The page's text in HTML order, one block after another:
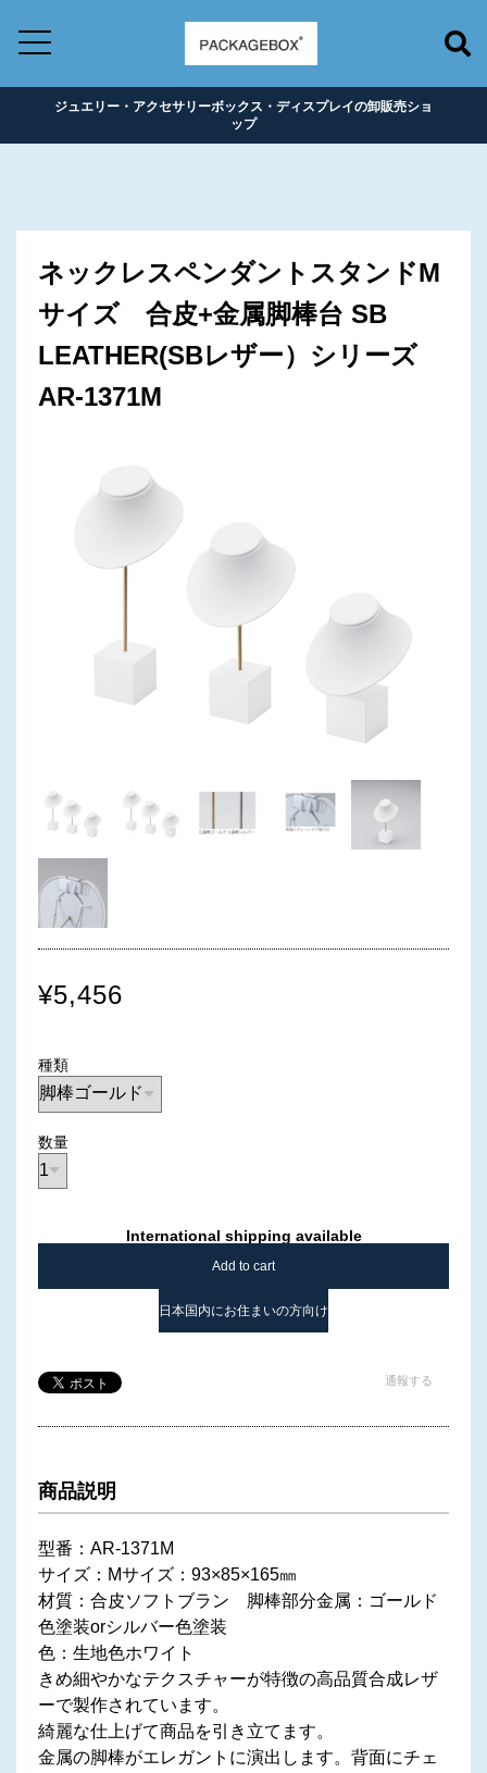
ジュエリー・アクセサリーボックス・ディスプレイの卸販売ショ
ップ
ネックレスペンダントスタンドM
サイズ 合皮+金属脚棒台 SB
LEATHER(SBレザー）シリーズ
AR-1371M
¥5,456
種類
数量
International shipping available
Add to cart
日本国内にお住まいの方向け
通報する
商品説明
型番：AR-1371M
サイズ：Mサイズ：93×85×165㎜
材質：合皮ソフトブラン 脚棒部分金属：ゴールド
色塗装orシルバー色塗装
色：生地色ホワイト
きめ細やかなテクスチャーが特徴の高品質合成レザ
ーで製作されています。
綺麗な仕上げて商品を引き立てます。
金属の脚棒がエレガントに演出します。背面にチェ